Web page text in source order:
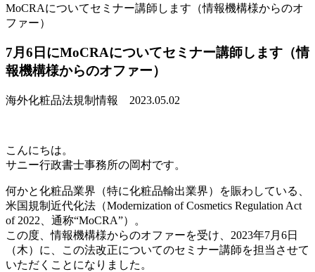
MoCRAについてセミナー講師します（情報機構様からのオ
ファー）
7月6日にMoCRAについてセミナー講師します（情
報機構様からのオファー）
海外化粧品法規制情報 2023.05.02
こんにちは。
サニー行政書士事務所の岡村です。
何かと化粧品業界（特に化粧品輸出業界）を賑わしている、
米国規制近代化法（Modernization of Cosmetics Regulation Act
of 2022、通称“MoCRA”）。
この度、情報機構様からのオファーを受け、2023年7月6日
（木）に、この法改正についてのセミナー講師を担当させて
いただくことになりました。